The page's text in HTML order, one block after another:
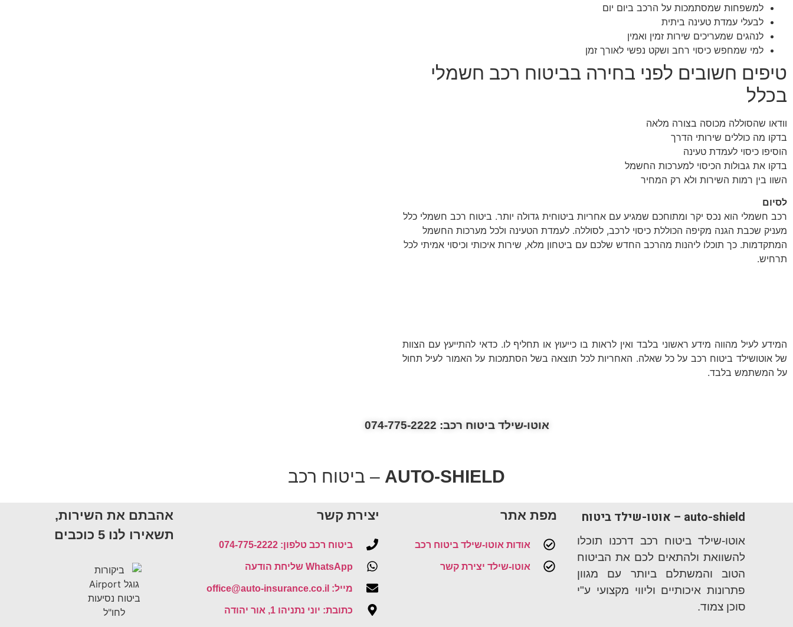
למשפחות שמסתמכות על הרכב ביום יום
לבעלי עמדת טעינה ביתית
לנהגים שמעריכים שירות זמין ואמין
למי שמחפש כיסוי רחב ושקט נפשי לאורך זמן
טיפים חשובים לפני בחירה בביטוח רכב חשמלי
בכלל
וודאו שהסוללה מכוסה בצורה מלאה
בדקו מה כוללים שירותי הדרך
הוסיפו כיסוי לעמדת טעינה
בדקו את גבולות הכיסוי למערכות החשמל
השוו בין רמות השירות ולא רק המחיר
לסיום
רכב חשמלי הוא נכס יקר ומתוחכם שמגיע עם אחריות ביטוחית גדולה יותר. ביטוח רכב חשמלי כלל
מעניק שכבת הגנה מקיפה הכוללת כיסוי לרכב, לסוללה. לעמדת הטעינה ולכל מערכות החשמל
המתקדמות. כך תוכלו ליהנות מהרכב החדש שלכם עם ביטחון מלא, שירות איכותי וכיסוי אמיתי לכל
תרחיש.
המידע לעיל מהווה מידע ראשוני בלבד ואין לראות בו כייעוץ או תחליף לו. כדאי להתייעץ עם הצוות
של אוטושילד ביטוח רכב על כל שאלה. האחריות לכל תוצאה בשל הסתמכות על האמור לעיל תחול
על המשתמש בלבד.
אוטו-שילד ביטוח רכב: 074-775-2222
AUTO-SHIELD – ביטוח רכב
auto-shield – אוטו-שילד ביטוח
אוטו-שילד ביטוח רכב דרכנו תוכלו
להשוואת ולהתאים לכם את הביטוח
הטוב והמשתלם ביותר עם מגוון
פתרונות איכותיים וליווי מקצועי ע"י
סוכן צמוד.
מפת אתר
אודות אוטו-שילד ביטוח רכב
אוטו-שילד יצירת קשר
יצירת קשר
ביטוח רכב טלפון: 074-775-2222
WhatsApp שליחת הודעה
מייל: office@auto-insurance.co.il
כתובת: יוני נתניהו 1, אור יהודה
אהבתם את השירות,
תשאירו לנו 5 כוכבים